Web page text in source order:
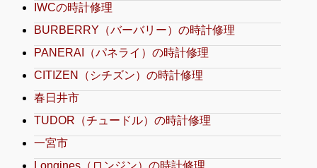
IWCの時計修理
BURBERRY（バーバリー）の時計修理
PANERAI（パネライ）の時計修理
CITIZEN（シチズン）の時計修理
春日井市
TUDOR（チュードル）の時計修理
一宮市
Longines（ロンジン）の時計修理